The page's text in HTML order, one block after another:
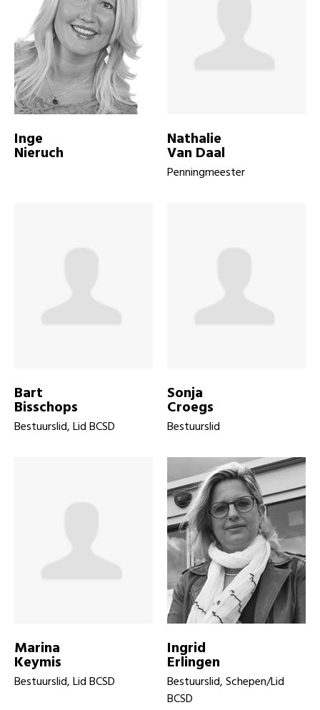
Inge
Nieruch
Nathalie
Van Daal
Penningmeester
Bart
Bisschops
Bestuurslid, Lid BCSD
Sonja
Croegs
Bestuurslid
Marina
Keymis
Bestuurslid, Lid BCSD
Ingrid
Erlingen
Bestuurslid, Schepen/Lid
BCSD